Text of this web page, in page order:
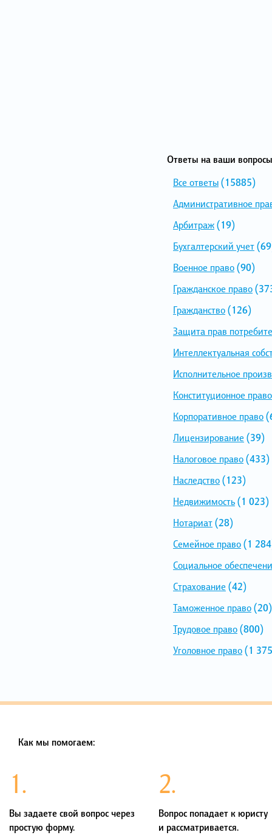
Ответы на ваши
Все ответы(15885)
Административное
Арбитраж(19)
Бухгалтерский учет
Военное право(90)
Гражданское право
Гражданство(126)
Защита прав
Интеллектуальная
Исполнительное
Конституционное право
Корпоративное право
Лицензирование (39)
Налоговое право(433)
Наследство(123)
Недвижимость(1 023)
Нотариат(28)
Семейное право(1
Социальное
Страхование (42)
Таможенное право(20)
Трудовое право(800)
Уголовное право(1
Как мы помогаем:
1.
Вы задаете свой вопрос через
простую форму.
2.
Вопрос попадает к юристу
и рассматривается.